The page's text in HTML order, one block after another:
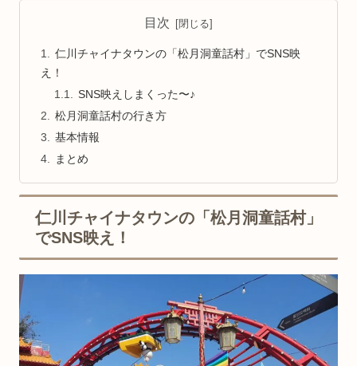
目次
仁川チャイナタウンの「松月洞童話村」でSNS映
え！
SNS映えしまくった〜♪
松月洞童話村の行き方
基本情報
まとめ
仁川チャイナタウンの「松月洞童話村」
でSNS映え！